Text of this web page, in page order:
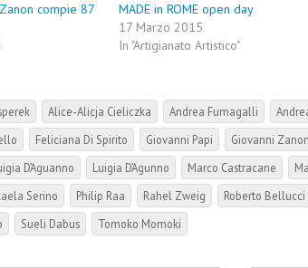
compie 87
MADE in ROME open day
17 Marzo 2015
In "Artigianato Artistico"
Alice-Alicja Cieliczka Andrea Fumagalli
Feliciana Di Spirito Giovanni Papi Giovanni Zanon
D’Aguanno Luigia D’Agunno Marco Castracane
Serino Philip Raa Rahel Zweig Roberto Bellucci
Sueli Dabus Tomoko Momoki